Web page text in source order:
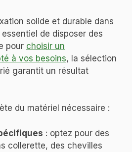
solide et durable dans
de disposer des
pour choisir un
à vos besoins, la sélection
garantit un résultat
du matériel nécessaire :
: optez pour des
collerette, des chevilles